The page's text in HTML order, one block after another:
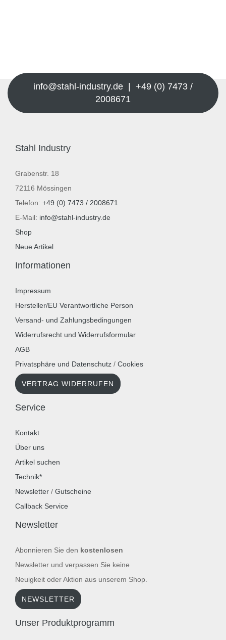
info@stahl-industry.de | +49 (0) 7473 /
2008671
Stahl Industry
Grabenstr. 18
72116 Mössingen
Telefon: +49 (0) 7473 / 2008671
E-Mail: info@stahl-industry.de
Shop
Neue Artikel
Informationen
Impressum
Hersteller/EU Verantwortliche Person
Versand- und Zahlungsbedingungen
Widerrufsrecht und Widerrufsformular
AGB
Privatsphäre und Datenschutz / Cookies
VERTRAG WIDERRUFEN
Service
Kontakt
Über uns
Artikel suchen
Technik*
Newsletter / Gutscheine
Callback Service
Newsletter
Abonnieren Sie den kostenlosen
Newsletter und verpassen Sie keine
Neuigkeit oder Aktion aus unserem Shop.
NEWSLETTER
Unser Produktprogramm